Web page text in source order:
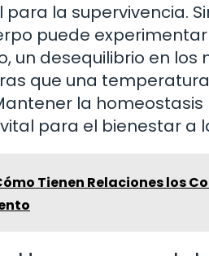
para la supervivencia.
puede
un desequilibrio en
que una
la
para el bienestar a
Tienen Relaciones los